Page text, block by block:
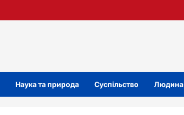
Наука та природа Суспільство Людина